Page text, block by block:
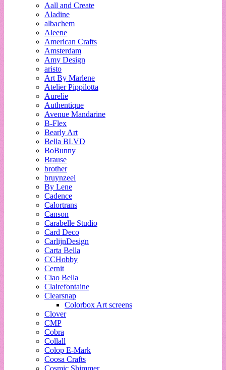
Aall and Create
Aladine
albachem
Aleene
American Crafts
Amsterdam
Amy Design
aristo
Art By Marlene
Atelier Pippilotta
Aurelie
Authentique
Avenue Mandarine
B-Flex
Bearly Art
Bella BLVD
BoBunny
Brause
brother
bruynzeel
By Lene
Cadence
Calortrans
Canson
Carabelle Studio
Card Deco
CarlijnDesign
Carta Bella
CCHobby
Cernit
Ciao Bella
Clairefontaine
Clearsnap
Colorbox Art screens
Clover
CMP
Cobra
Collall
Colop E-Mark
Coosa Crafts
Cosmic Shimmer